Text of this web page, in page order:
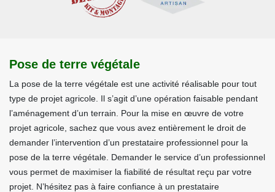
Pose de terre végétale
La pose de la terre végétale est une activité réalisable pour tout
type de projet agricole. Il s’agit d’une opération faisable pendant
l’aménagement d’un terrain. Pour la mise en œuvre de votre
projet agricole, sachez que vous avez entièrement le droit de
demander l’intervention d’un prestataire professionnel pour la
pose de la terre végétale. Demander le service d’un professionnel
vous permet de maximiser la fiabilité de résultat reçu par votre
projet. N’hésitez pas à faire confiance à un prestataire